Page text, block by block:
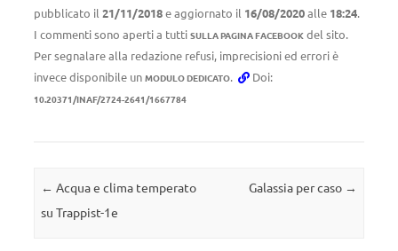
pubblicato il 21/11/2018e aggiornato il 16/08/2020alle 18:24.
I commenti sono aperti a tutti SULLA PAGINA FACEBOOK del sito.
Per segnalare alla redazione refusi, imprecisioni ed errori è
invece disponibile un MODULO DEDICATO. Doi:
10.20371/INAF/2724-2641/1667784
Navigazione articolo
← Acqua e clima temperato
su Trappist-1e
Galassia per caso →